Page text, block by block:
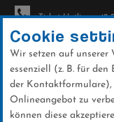
Direkt
zum
Ticket-Hotline: +49
Cookie
Wir setzen auf unserer
essenziell (z. B. für
der Kontaktformulare),
Onlineangebot zu
können diese